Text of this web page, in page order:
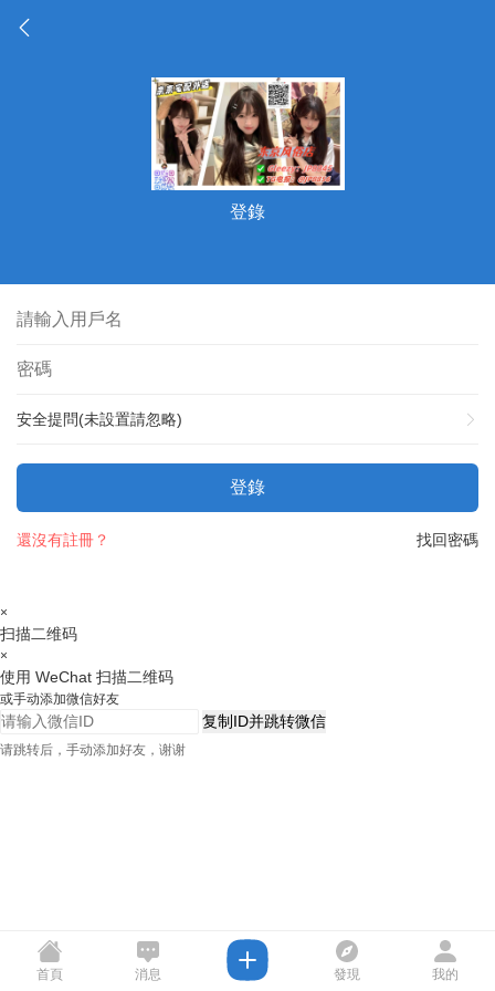
登錄
安全提問(未設置請忽略)
登錄
找回密碼
還沒有註冊？
×
扫描二维码
×
使用 WeChat 扫描二维码
或手动添加微信好友
复制ID并跳转微信
请跳转后，手动添加好友，谢谢
首頁 消息 發現 我的